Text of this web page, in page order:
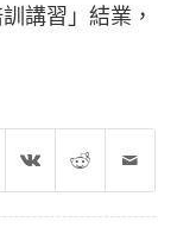
講習」結業，